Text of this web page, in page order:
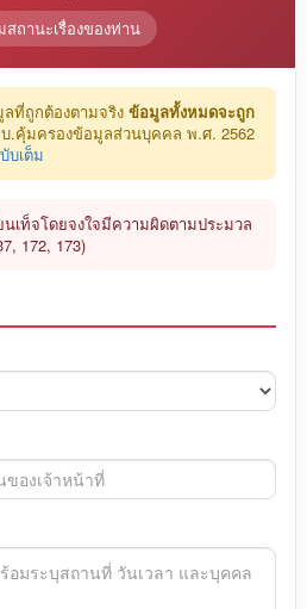
สถานะเรื่องของท่าน
ที่ถูกต้องตามจริง ข้อมูลทั้งหมดจะถูก
.คุ้มครองข้อมูลส่วนบุคคล พ.ศ. 2562
บเต็ม
นเท็จโดยจงใจมีความผิดตามประมวล
172, 173)